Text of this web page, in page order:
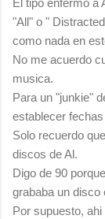
"All" o "
como nada en
No me acuerdo
musica.
Para un "junkie"
establecer
Solo recuerdo
discos de Al.
Digo de 90
grababa un disco
Por supuesto,